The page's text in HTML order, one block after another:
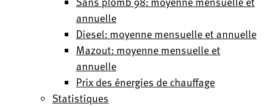
annuelle
Diesel: moyenne mensuelle et annuelle
Mazout: moyenne mensuelle et
annuelle
Prix des énergies de chauffage
Statistiques